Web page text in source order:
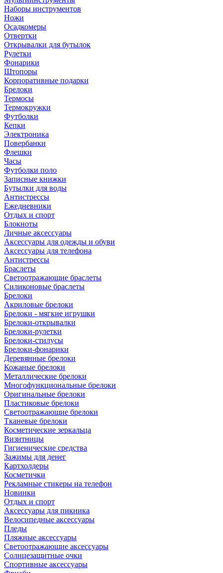
Наборы инструментов
Ножи
Осадкомеры
Отвертки
Открывалки для бутылок
Рулетки
Фонарики
Штопоры
Корпоративные подарки
Брелоки
Термосы
Термокружки
Футболки
Кепки
Электроника
Повербанки
Флешки
Часы
Футболки поло
Записные книжки
Бутылки для воды
Антистрессы
Ежедневники
Отдых и спорт
Блокноты
Личные аксессуары
Аксессуары для одежды и обуви
Аксессуары для телефона
Антистрессы
Браслеты
Светоотражающие браслеты
Силиконовые браслеты
Брелоки
Акриловые брелоки
Брелоки - мягкие игрушки
Брелоки-открывалки
Брелоки-рулетки
Брелоки-стилусы
Брелоки-фонарики
Деревянные брелоки
Кожаные брелоки
Металлические брелоки
Многофункциональные брелоки
Оригинальные брелоки
Пластиковые брелоки
Светоотражающие брелоки
Тканевые брелоки
Косметические зеркальца
Визитницы
Гигиенические средства
Зажимы для денег
Картхолдеры
Косметички
Рекламные стикеры на телефон
Новинки
Отдых и спорт
Аксессуары для пикника
Велосипедные аксессуары
Пледы
Пляжные аксессуары
Светоотражающие аксессуары
Солнцезащитные очки
Спортивные аксессуары